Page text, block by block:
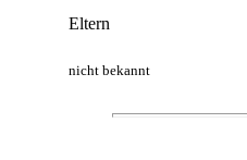
Eltern
nicht bekannt